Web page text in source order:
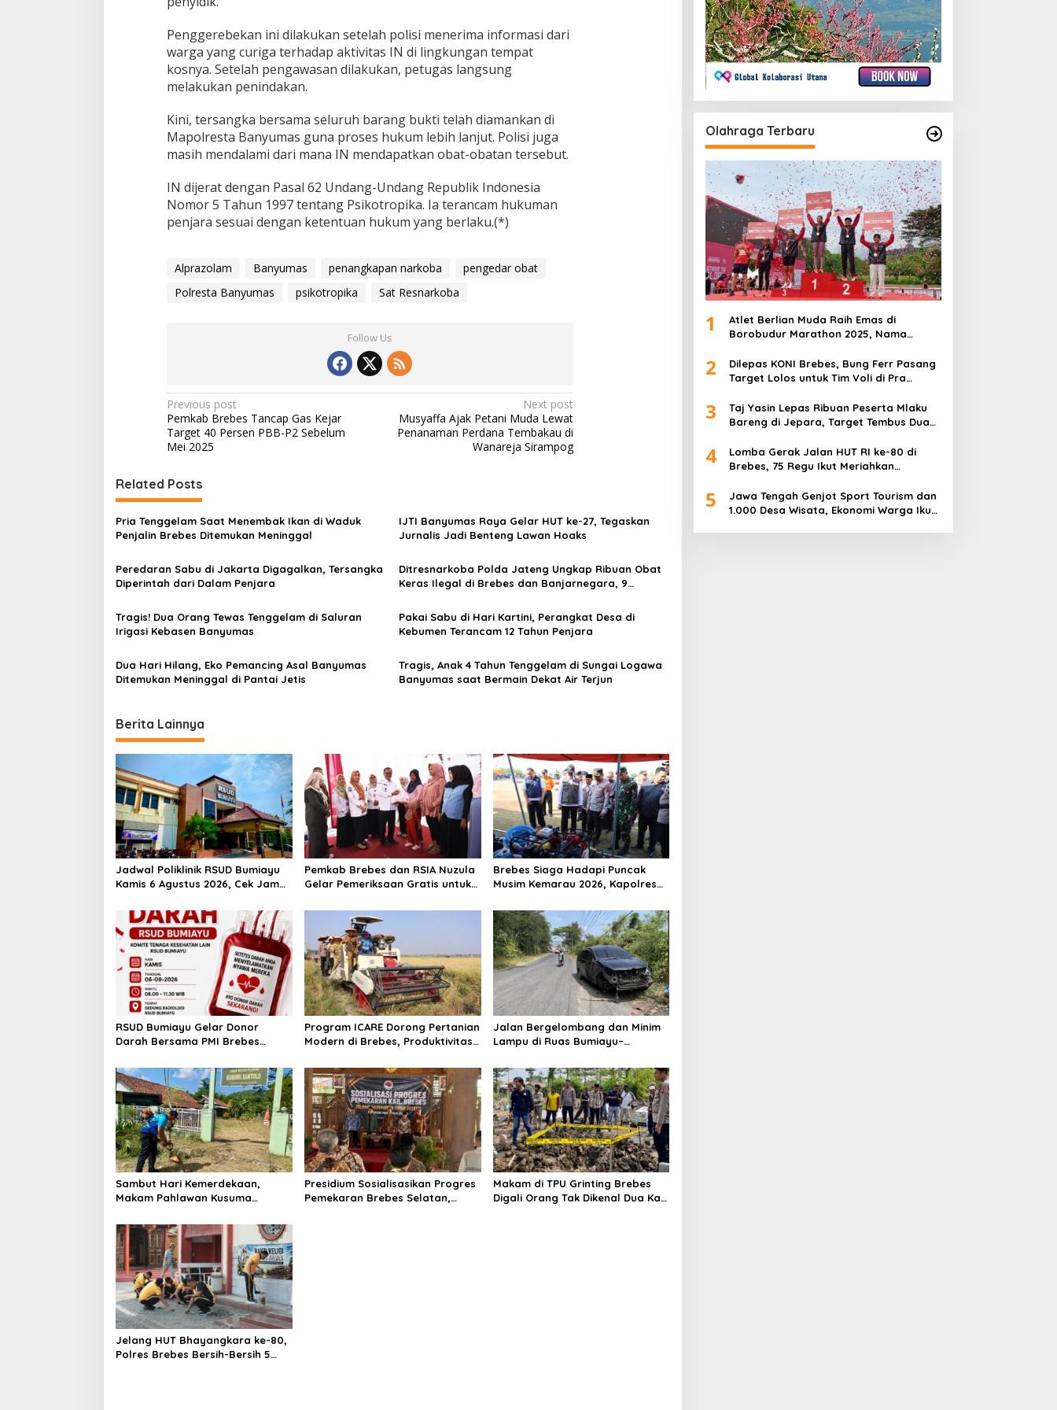
Penggerebekan ini dilakukan setelah polisi menerima informasi dari
warga yang curiga terhadap aktivitas IN di lingkungan tempat
kosnya. Setelah pengawasan dilakukan, petugas langsung
melakukan penindakan.
Kini, tersangka bersama seluruh barang bukti telah diamankan di
Mapolresta Banyumas guna proses hukum lebih lanjut. Polisi juga
masih mendalami dari mana IN mendapatkan obat-obatan tersebut.
IN dijerat dengan Pasal 62 Undang-Undang Republik Indonesia
Nomor 5 Tahun 1997 tentang Psikotropika. Ia terancam hukuman
penjara sesuai dengan ketentuan hukum yang berlaku.(*)
Alprazolam Banyumas penangkapan narkoba
pengedar obat
Polresta Banyumas
psikotropika Sat Resnarkoba
Follow Us
P
o
s
t
n
a
v
i
g
t
o
Previous post
Pemkab Brebes Tancap Gas Kejar
Target 40 Persen PBB-P2 Sebelum
Mei 2025
Next post
Musyaffa Ajak Petani Muda Lewat
Penanaman Perdana Tembakau di
Wanareja Sirampog
Related Posts
Pria Tenggelam Saat Menembak Ikan di Waduk
Penjalin Brebes Ditemukan Meninggal
IJTI Banyumas Raya Gelar HUT ke-27, Tegaskan
Jurnalis Jadi Benteng Lawan Hoaks
Peredaran Sabu di Jakarta Digagalkan, Tersangka
Diperintah dari Dalam Penjara
Ditresnarkoba Polda Jateng Ungkap Ribuan Obat
Keras Ilegal di Brebes dan Banjarnegara, 9
Tragis! Dua Orang Tewas Tenggelam di Saluran
Irigasi Kebasen Banyumas
Pakai Sabu di Hari Kartini, Perangkat Desa di
Kebumen Terancam 12 Tahun Penjara
Dua Hari Hilang, Eko Pemancing Asal Banyumas
Ditemukan Meninggal di Pantai Jetis
Tragis, Anak 4 Tahun Tenggelam di Sungai Logawa
Banyumas saat Bermain Dekat Air Terjun
Berita Lainnya
Jadwal Poliklinik RSUD Bumiayu
Kamis 6 Agustus 2026, Cek Jam
Berkunjung
Pemkab Brebes dan RSIA Nuzula
Gelar Pemeriksaan Gratis untuk
Kesehatan Ibu dan Bayi
Brebes Siaga Hadapi Puncak
Musim Kemarau 2026, Kapolres
Bencana dan Karhutla
RSUD Bumiayu Gelar Donor
Darah Bersama PMI Brebes
Indonesia
Program ICARE Dorong Pertanian
Modern di Brebes, Produktivitas
Hektare
Jalan Bergelombang dan Minim
Lampu di Ruas Bumiayu–
Innova Hantam Pohon di
Bantarkawung
Sambut Hari Kemerdekaan,
Makam Pahlawan Kusuma
Dibersihkan
Presidium Sosialisasikan Progres
Pemekaran Brebes Selatan,
Makam di TPU Grinting Brebes
Digali Orang Tak Dikenal Dua Kali,
Jelang HUT Bhayangkara ke-80,
Polres Brebes Bersih-Bersih 5
Olahraga Terbaru
1
Atlet Berlian Muda Raih Emas di
Borobudur Marathon 2025, Nama
2
Dilepas KONI Brebes, Bung Ferr Pasang
Target Lolos untuk Tim Voli di Pra
3
Taj Yasin Lepas Ribuan Peserta Mlaku
Bareng di Jepara, Target Tembus Dua
4
Lomba Gerak Jalan HUT RI ke-80 di
Brebes, 75 Regu Ikut Meriahkan
5
Jawa Tengah Genjot Sport Tourism dan
1.000 Desa Wisata, Ekonomi Warga Ikut